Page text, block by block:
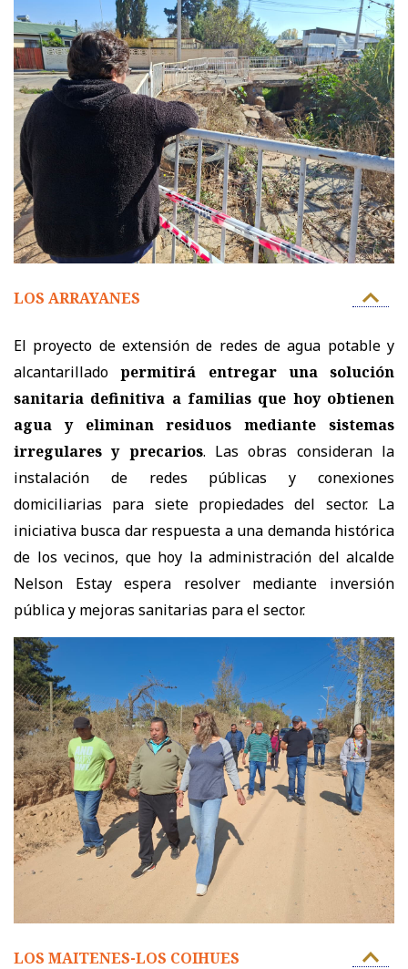
LOS ARRAYANES
El proyecto de extensión de redes de agua potable y
alcantarilladopermitirá entregar una solución
sanitaria definitiva a familias que hoy obtienen
agua y eliminan residuos mediante sistemas
irregulares y precarios. Las obras consideran la
instalación de redes públicas y conexiones
domiciliarias para siete propiedades del sector. La
iniciativa busca dar respuesta a una demanda histórica
de los vecinos, que hoy la administración del alcalde
Nelson Estay espera resolver mediante inversión
pública y mejoras sanitarias para el sector.
LOS MAITENES-LOS COIHUES